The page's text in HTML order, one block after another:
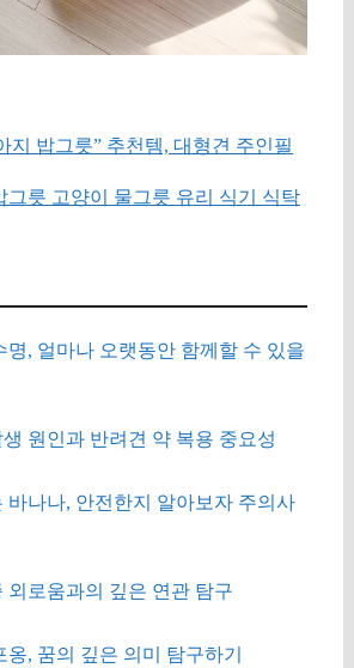
지 밥그릇” 추천템, 대형견 주인필
그릇 고양이 물그릇 유리 식기 식탁
명, 얼마나 오랫동안 함께할 수 있을
원인과 반려견 약 복용 중요성
바나나, 안전한지 알아보자 주의사
외로움과의 깊은 연관 탐구
, 꿈의 깊은 의미 탐구하기